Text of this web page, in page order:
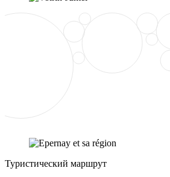
Туристический маршрут